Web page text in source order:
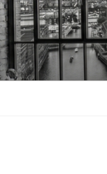
Zum
Inhalt
springen